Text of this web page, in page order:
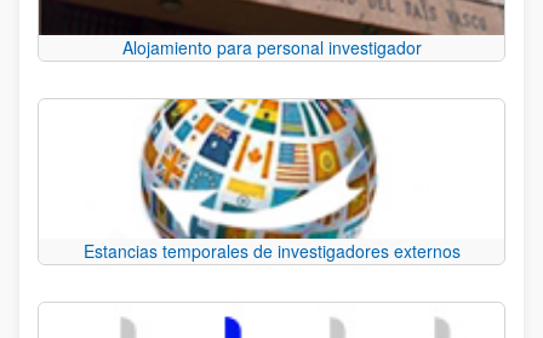
Alojamiento para personal investigador
Estancias temporales de investigadores externos